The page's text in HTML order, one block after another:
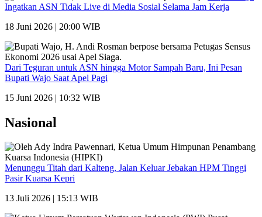
Ingatkan ASN Tidak Live di Media Sosial Selama Jam Kerja
18 Juni 2026 | 20:00 WIB
Dari Teguran untuk ASN hingga Motor Sampah Baru, Ini Pesan
Bupati Wajo Saat Apel Pagi
15 Juni 2026 | 10:32 WIB
Nasional
Menunggu Titah dari Kalteng, Jalan Keluar Jebakan HPM Tinggi
Pasir Kuarsa Kepri
13 Juli 2026 | 15:13 WIB